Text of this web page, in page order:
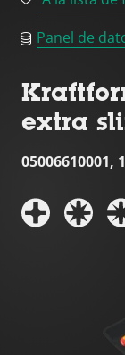
Panel de
extra
05006610001,